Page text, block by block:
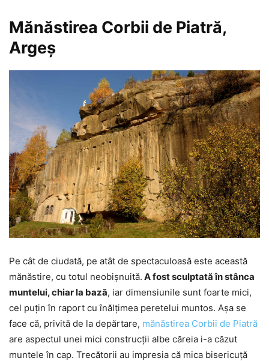
Mănăstirea Corbii de Piatră,
Argeș
Pe cât de ciudată, pe atât de spectaculoasă este această
mănăstire, cu totul neobișnuită. A fost sculptată în stânca
muntelui, chiar la bază, iar dimensiunile sunt foarte mici,
cel puțin în raport cu înălțimea peretelui muntos. Așa se
face că, privită de la depărtare, mănăstirea Corbii de Piatră
are aspectul unei mici construcții albe căreia i-a căzut
muntele în cap. Trecătorii au impresia că mica bisericuță